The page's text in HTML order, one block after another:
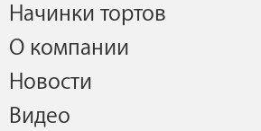
Начинки тортов
О компании
Новости
Видео